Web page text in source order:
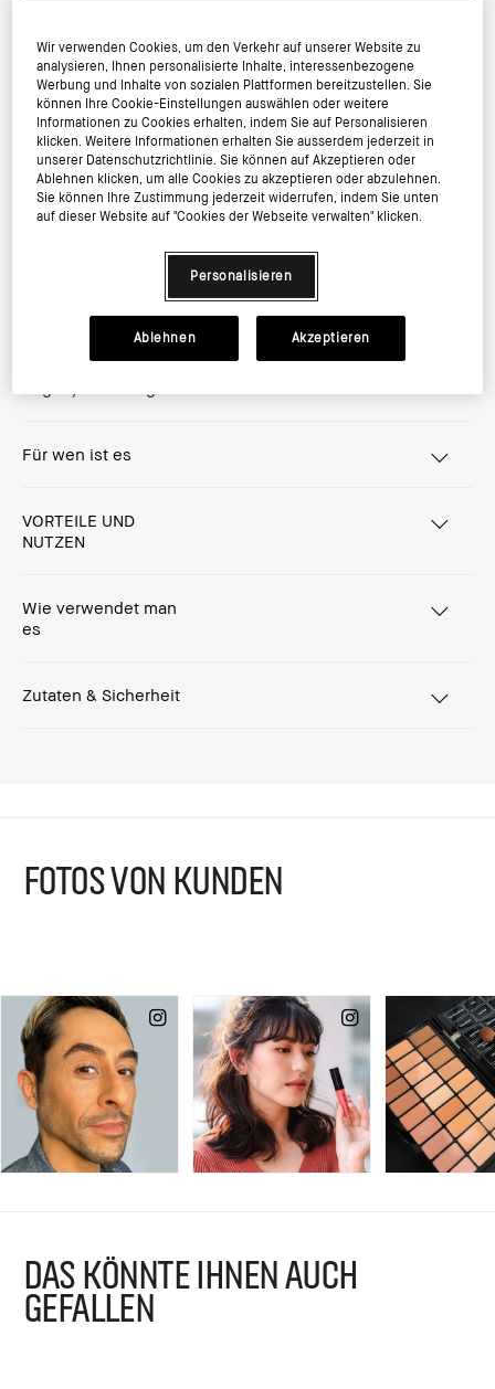
Werde Mitglied im Bobbi Brown Club und sichern
Sie sich 20% auf Ihren ersten Einkauf*
Diese kleine, konisch zulaufende Version unseres Full
Coverage Face Brush ist perfekt um Foundation auch an
schwierigen Stellen (wie z.B. unter den
Für wen ist es
VORTEILE UND
NUTZEN
Wie verwendet man
es
Zutaten & Sicherheit
FOTOS VON KUNDEN
DAS KÖNNTE IHNEN AUCH
GEFALLEN
Wir verwenden Cookies, um den Verkehr auf unserer Website zu
analysieren, Ihnen personalisierte Inhalte, interessenbezogene
Werbung und Inhalte von sozialen Plattformen bereitzustellen. Sie
können Ihre Cookie-Einstellungen auswählen oder weitere
Informationen zu Cookies erhalten, indem Sie auf Personalisieren
klicken. Weitere Informationen erhalten Sie ausserdem jederzeit in
unserer Datenschutzrichtlinie. Sie können auf Akzeptieren oder
Ablehnen klicken, um alle Cookies zu akzeptieren oder abzulehnen.
Sie können Ihre Zustimmung jederzeit widerrufen, indem Sie unten
auf dieser Website auf "Cookies der Webseite verwalten" klicken.
Personalisieren
Ablehnen Akzeptieren